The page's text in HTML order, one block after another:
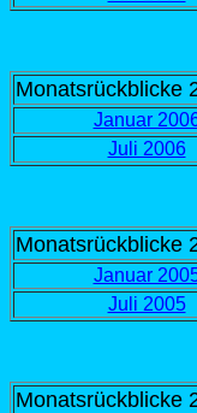
Monatsrückblicke
Januar
Juli 2006
Monatsrückblicke
Januar
Juli 2005
Monatsrückblicke